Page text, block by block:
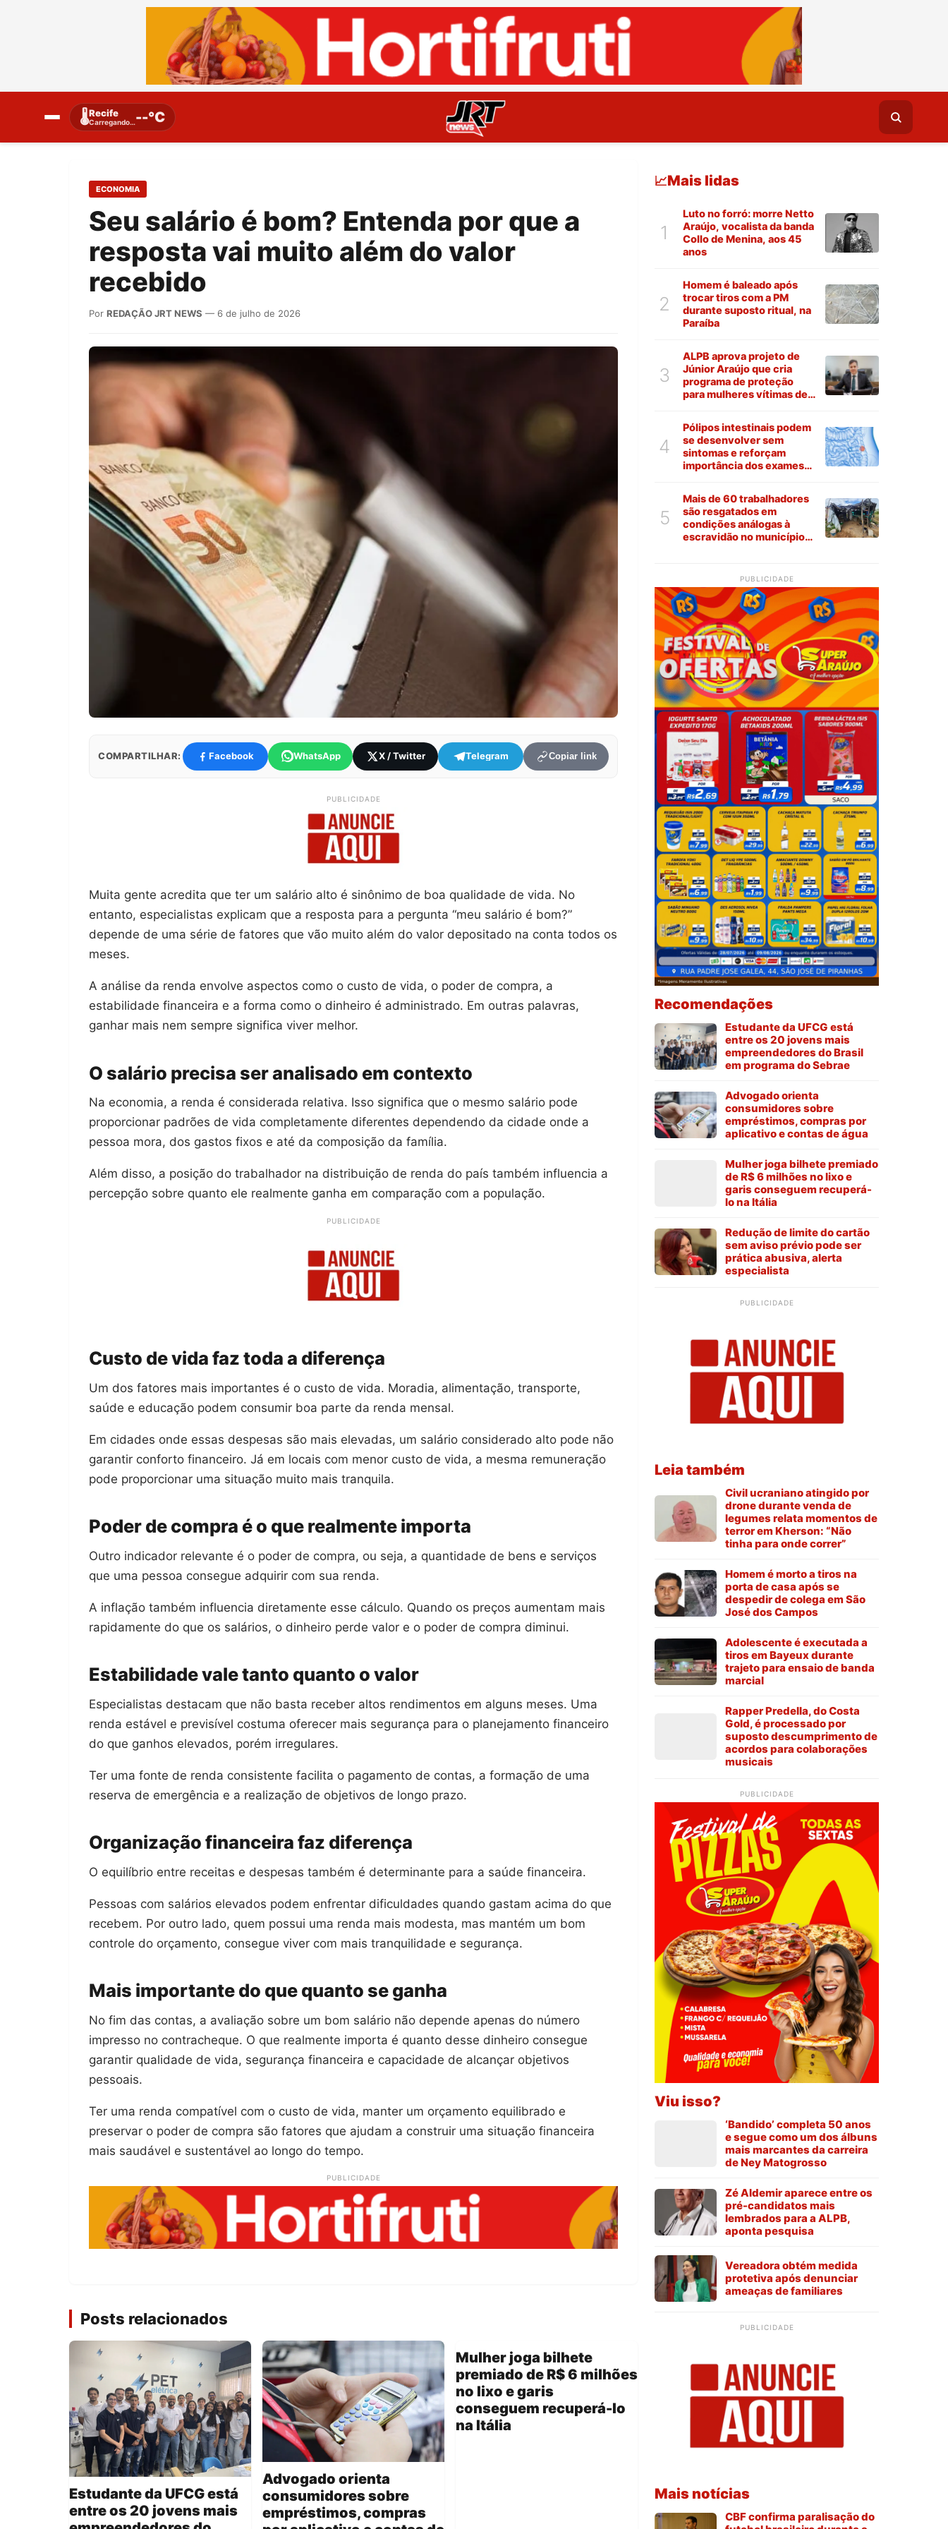
🌡️Recife
Carregando…--°C
ECONOMIA
Seu salário é bom? Entenda por que a
resposta vai muito além do valor
recebido
Por REDAÇÃO JRT NEWS — 6 de julho de 2026
COMPARTILHAR: Facebook WhatsApp X / Twitter Telegram Copiar link
PUBLICIDADE
Muita gente acredita que ter um salário alto é sinônimo de boa qualidade de vida. No
entanto, especialistas explicam que a resposta para a pergunta “meu salário é bom?”
depende de uma série de fatores que vão muito além do valor depositado na conta todos os
meses.
A análise da renda envolve aspectos como o custo de vida, o poder de compra, a
estabilidade financeira e a forma como o dinheiro é administrado. Em outras palavras,
ganhar mais nem sempre significa viver melhor.
O salário precisa ser analisado em contexto
Na economia, a renda é considerada relativa. Isso significa que o mesmo salário pode
proporcionar padrões de vida completamente diferentes dependendo da cidade onde a
pessoa mora, dos gastos fixos e até da composição da família.
Além disso, a posição do trabalhador na distribuição de renda do país também influencia a
percepção sobre quanto ele realmente ganha em comparação com a população.
PUBLICIDADE
Custo de vida faz toda a diferença
Um dos fatores mais importantes é o custo de vida. Moradia, alimentação, transporte,
saúde e educação podem consumir boa parte da renda mensal.
Em cidades onde essas despesas são mais elevadas, um salário considerado alto pode não
garantir conforto financeiro. Já em locais com menor custo de vida, a mesma remuneração
pode proporcionar uma situação muito mais tranquila.
Poder de compra é o que realmente importa
Outro indicador relevante é o poder de compra, ou seja, a quantidade de bens e serviços
que uma pessoa consegue adquirir com sua renda.
A inflação também influencia diretamente esse cálculo. Quando os preços aumentam mais
rapidamente do que os salários, o dinheiro perde valor e o poder de compra diminui.
Estabilidade vale tanto quanto o valor
Especialistas destacam que não basta receber altos rendimentos em alguns meses. Uma
renda estável e previsível costuma oferecer mais segurança para o planejamento financeiro
do que ganhos elevados, porém irregulares.
Ter uma fonte de renda consistente facilita o pagamento de contas, a formação de uma
reserva de emergência e a realização de objetivos de longo prazo.
Organização financeira faz diferença
O equilíbrio entre receitas e despesas também é determinante para a saúde financeira.
Pessoas com salários elevados podem enfrentar dificuldades quando gastam acima do que
recebem. Por outro lado, quem possui uma renda mais modesta, mas mantém um bom
controle do orçamento, consegue viver com mais tranquilidade e segurança.
Mais importante do que quanto se ganha
No fim das contas, a avaliação sobre um bom salário não depende apenas do número
impresso no contracheque. O que realmente importa é quanto desse dinheiro consegue
garantir qualidade de vida, segurança financeira e capacidade de alcançar objetivos
pessoais.
Ter uma renda compatível com o custo de vida, manter um orçamento equilibrado e
preservar o poder de compra são fatores que ajudam a construir uma situação financeira
mais saudável e sustentável ao longo do tempo.
PUBLICIDADE
Posts relacionados
Estudante da UFCG está
entre os 20 jovens mais
Advogado orienta
consumidores sobre
empréstimos, compras
Mulher joga bilhete
premiado de R$ 6 milhões
no lixo e garis
conseguem recuperá-lo
na Itália
📈Mais lidas
1
Luto no forró: morre Netto
Araújo, vocalista da banda
Collo de Menina, aos 45
anos
2
Homem é baleado após
trocar tiros com a PM
durante suposto ritual, na
Paraíba
3
ALPB aprova projeto de
Júnior Araújo que cria
programa de proteção
para mulheres vítimas de
4
Pólipos intestinais podem
se desenvolver sem
sintomas e reforçam
importância dos exames
5
Mais de 60 trabalhadores
são resgatados em
condições análogas à
escravidão no município
PUBLICIDADE
Recomendações
Estudante da UFCG está
entre os 20 jovens mais
empreendedores do Brasil
em programa do Sebrae
Advogado orienta
consumidores sobre
empréstimos, compras por
aplicativo e contas de água
Mulher joga bilhete premiado
de R$ 6 milhões no lixo e
garis conseguem recuperá-
lo na Itália
Redução de limite do cartão
sem aviso prévio pode ser
prática abusiva, alerta
especialista
PUBLICIDADE
Leia também
Civil ucraniano atingido por
drone durante venda de
legumes relata momentos de
terror em Kherson: “Não
tinha para onde correr”
Homem é morto a tiros na
porta de casa após se
despedir de colega em São
José dos Campos
Adolescente é executada a
tiros em Bayeux durante
trajeto para ensaio de banda
marcial
Rapper Predella, do Costa
Gold, é processado por
suposto descumprimento de
acordos para colaborações
musicais
PUBLICIDADE
Viu isso?
‘Bandido’ completa 50 anos
e segue como um dos álbuns
mais marcantes da carreira
de Ney Matogrosso
Zé Aldemir aparece entre os
pré-candidatos mais
lembrados para a ALPB,
aponta pesquisa
Vereadora obtém medida
protetiva após denunciar
ameaças de familiares
PUBLICIDADE
Mais notícias
CBF confirma paralisação do